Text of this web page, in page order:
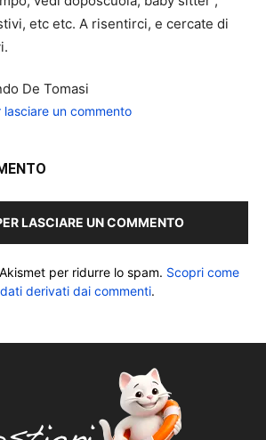
etc etc. A risentirci, e cercate di
De Tomasi
lasciare un commento
LASCIARE UN COMMENTO
per ridurre lo spam. Scopri come
derivati dai commenti.